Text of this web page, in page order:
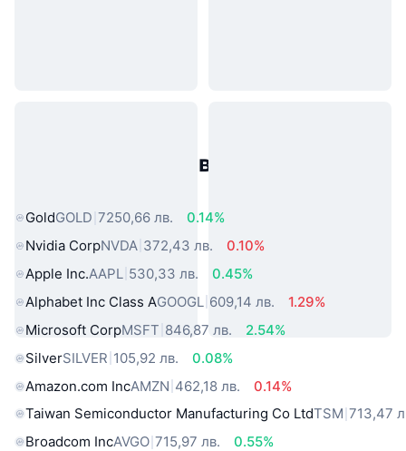
Популярни активи от реалния
GoldGOLD 7250,66 лв.
0.14%
Nvidia CorpNVDA 372,43 лв.
0.10%
Apple Inc.AAPL 530,33 лв.
0.45%
Alphabet Inc Class AGOOGL 609,14 лв.
1.29%
Microsoft CorpMSFT 846,87 лв.
2.54%
SilverSILVER 105,92 лв.
0.08%
Amazon.com IncAMZN 462,18 лв.
0.14%
Taiwan Semiconductor Manufacturing Co LtdTSM 713,47
Broadcom IncAVGO 715,97 лв. 0.55%